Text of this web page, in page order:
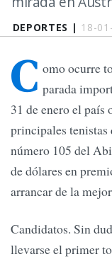
DEPORTES | 18-
C omo ocurre
parada
31 de enero el país
principales tenistas
número 105 del
de dólares en
arrancar de la
Candidatos. Sin
llevarse el primer